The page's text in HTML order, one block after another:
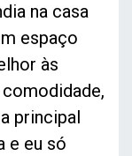
na casa
espaço
às
principal
e eu só